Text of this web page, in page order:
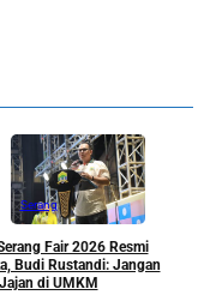
Serang
Fair 2026 Resmi
Budi Rustandi: Jangan
di UMKM